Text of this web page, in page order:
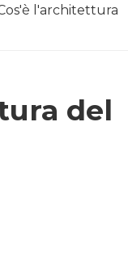
l'architettura
del